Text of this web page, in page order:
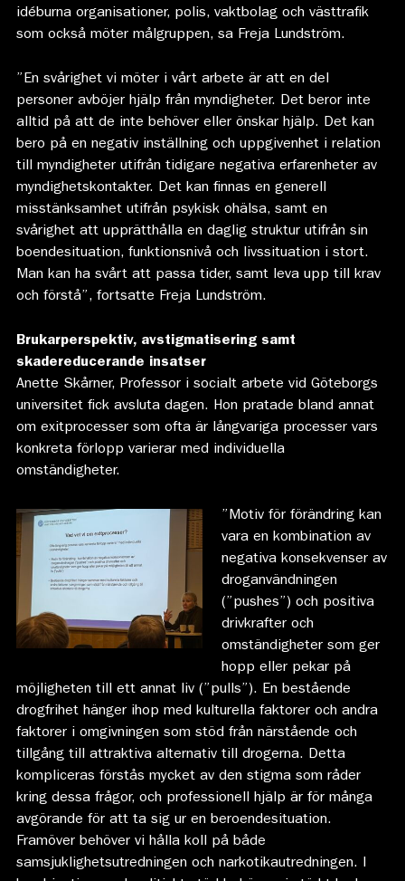
idéburna organisationer, polis, vaktbolag och västtrafik
som också möter målgruppen, sa Freja Lundström.
”En svårighet vi möter i vårt arbete är att en del
personer avböjer hjälp från myndigheter. Det beror inte
alltid på att de inte behöver eller önskar hjälp. Det kan
bero på en negativ inställning och uppgivenhet i relation
till myndigheter utifrån tidigare negativa erfarenheter av
myndighetskontakter. Det kan finnas en generell
misstänksamhet utifrån psykisk ohälsa, samt en
svårighet att upprätthålla en daglig struktur utifrån sin
boendesituation, funktionsnivå och livssituation i stort.
Man kan ha svårt att passa tider, samt leva upp till krav
och förstå”, fortsatte Freja Lundström.
Brukarperspektiv, avstigmatisering samt
skadereducerande insatser
Anette Skårner, Professor i socialt arbete vid Göteborgs
universitet fick avsluta dagen. Hon pratade bland annat
om exitprocesser som ofta är långvariga processer vars
konkreta förlopp varierar med individuella
omständigheter.
”Motiv för förändring kan
vara en kombination av
negativa konsekvenser av
droganvändningen
(”pushes”) och positiva
drivkrafter och
omständigheter som ger
hopp eller pekar på
möjligheten till ett annat liv (”pulls”). En bestående
drogfrihet hänger ihop med kulturella faktorer och andra
faktorer i omgivningen som stöd från närstående och
tillgång till attraktiva alternativ till drogerna. Detta
kompliceras förstås mycket av den stigma som råder
kring dessa frågor, och professionell hjälp är för många
avgörande för att ta sig ur en beroendesituation.
Framöver behöver vi hålla koll på både
samsjuklighetsutredningen och narkotikautredningen. I